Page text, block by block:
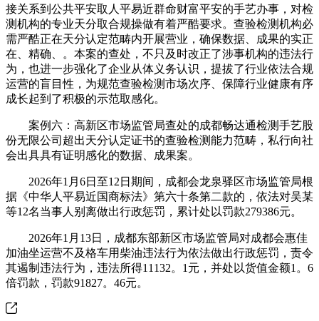
接关系到公共平安取人平易近群命财富平安的手艺办事，对检
测机构的专业天分取合规操做有着严酷要求。查验检测机构必
需严酷正在天分认定范畴内开展营业，确保数据、成果的实正
在、精确、。本案的查处，不只及时改正了涉事机构的违法行
为，也进一步强化了企业从体义务认识，提拔了行业依法合规
运营的盲目性，为规范查验检测市场次序、保障行业健康有序
成长起到了积极的示范取感化。
案例六：高新区市场监管局查处的成都畅达通检测手艺股
份无限公司超出天分认定证书的查验检测能力范畴，私行向社
会出具具有证明感化的数据、成果案。
2026年1月6日至12日期间，成都会龙泉驿区市场监管局根
据《中华人平易近国商标法》第六十条第二款的，依法对吴某
等12名当事人别离做出行政惩罚，累计处以罚款279386元。
2026年1月13日，成都东部新区市场监管局对成都会惠佳
加油坐运营不及格车用柴油违法行为依法做出行政惩罚，责令
其遏制违法行为，违法所得11132。1元，并处以货值金额1。6
倍罚款，罚款91827。46元。